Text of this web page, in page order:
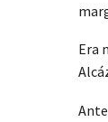
Era